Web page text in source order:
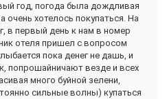
год, погода была дождливая
очень хотелось покупаться. На
в первый день к нам в номер
отеля пришел с вопросом
пока денег не дашь, и
попрошайничают везде и всех
много буйной зелени,
сильные волны) купаться